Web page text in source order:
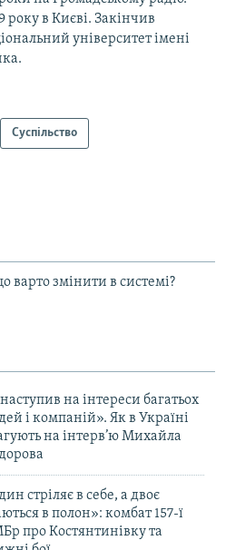
року в Києві. Закінчив
університет імені
Суспільство
варто змінити в системі?
на інтереси багатьох
і компаній». Як в Україні
на інтерв’ю Михайла
стріляє в себе, а двоє
в полон»: комбат 157-ї
про Костянтинівку та